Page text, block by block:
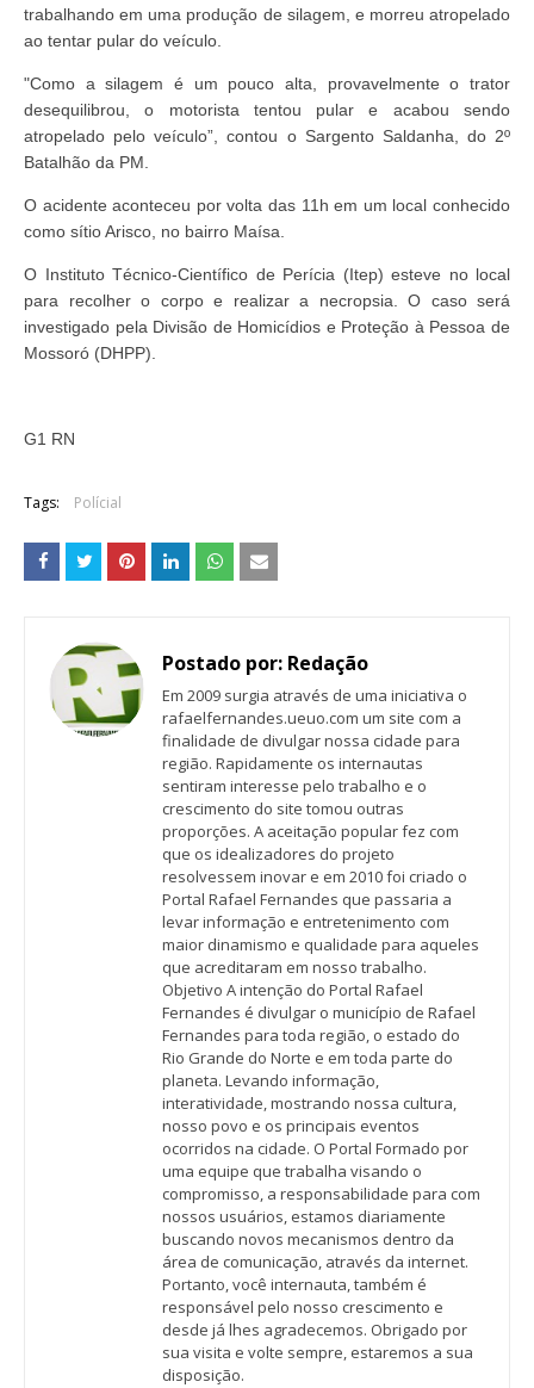
trabalhando em uma produção de silagem, e morreu atropelado
ao tentar pular do veículo.
"Como a silagem é um pouco alta, provavelmente o trator
desequilibrou, o motorista tentou pular e acabou sendo
atropelado pelo veículo”, contou o Sargento Saldanha, do 2º
Batalhão da PM.
O acidente aconteceu por volta das 11h em um local conhecido
como sítio Arisco, no bairro Maísa.
O Instituto Técnico-Científico de Perícia (Itep) esteve no local
para recolher o corpo e realizar a necropsia. O caso será
investigado pela Divisão de Homicídios e Proteção à Pessoa de
Mossoró (DHPP).
G1 RN
Tags: Polícial
Postado por: Redação
Em 2009 surgia através de uma iniciativa o
rafaelfernandes.ueuo.com um site com a
finalidade de divulgar nossa cidade para
região. Rapidamente os internautas
sentiram interesse pelo trabalho e o
crescimento do site tomou outras
proporções. A aceitação popular fez com
que os idealizadores do projeto
resolvessem inovar e em 2010 foi criado o
Portal Rafael Fernandes que passaria a
levar informação e entretenimento com
maior dinamismo e qualidade para aqueles
que acreditaram em nosso trabalho.
Objetivo A intenção do Portal Rafael
Fernandes é divulgar o município de Rafael
Fernandes para toda região, o estado do
Rio Grande do Norte e em toda parte do
planeta. Levando informação,
interatividade, mostrando nossa cultura,
nosso povo e os principais eventos
ocorridos na cidade. O Portal Formado por
uma equipe que trabalha visando o
compromisso, a responsabilidade para com
nossos usuários, estamos diariamente
buscando novos mecanismos dentro da
área de comunicação, através da internet.
Portanto, você internauta, também é
responsável pelo nosso crescimento e
desde já lhes agradecemos. Obrigado por
sua visita e volte sempre, estaremos a sua
disposição.